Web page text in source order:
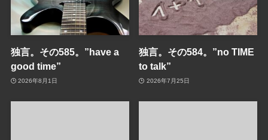
独言。その585。”have a
good time”
2026年8月1日
独言。その584。”no TIME
to talk”
2026年7月25日